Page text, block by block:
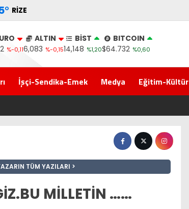
° RIZE
%-0,11
ALTIN
6,083 %-0,15
BİST
14,148 %1,20
BITCOIN
$64.732 %0,60
İşçi-Sendika-Emek Medya Eğitim-Kültür
TÜM YAZILARI
MİLLETİN ……